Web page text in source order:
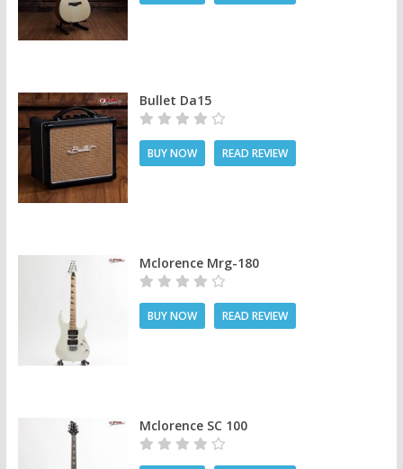
Bullet Da15
BUY NOW READ REVIEW
Mclorence Mrg-180
BUY NOW READ REVIEW
Mclorence SC 100